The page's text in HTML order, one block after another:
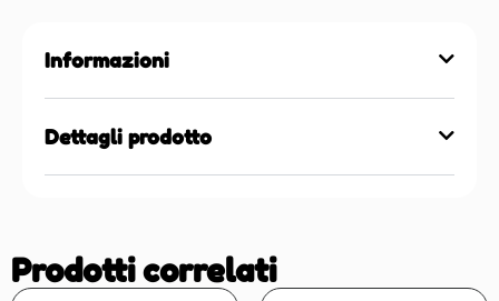
Informazioni
Dettagli prodotto
Prodotti correlati